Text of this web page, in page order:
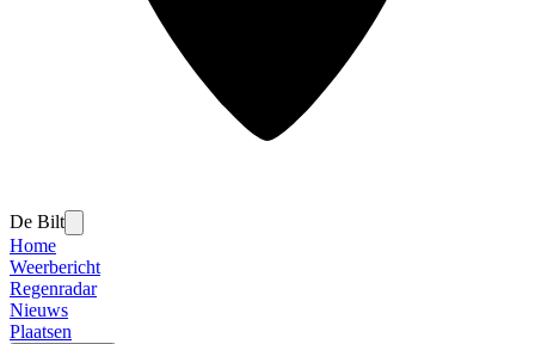
De Bilt
Home
Weerbericht
Regenradar
Nieuws
Plaatsen